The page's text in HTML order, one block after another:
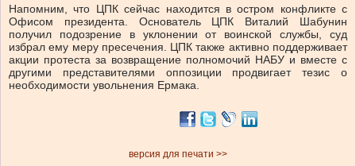
Напомним, что ЦПК сейчас находится в остром конфликте с
Офисом президента. Основатель ЦПК Виталий Шабунин
получил подозрение в уклонении от воинской службы, суд
избрал ему меру пресечения. ЦПК также активно поддерживает
акции протеста за возвращение полномочий НАБУ и вместе с
другими представителями оппозиции продвигает тезис о
необходимости увольнения Ермака.
версия для печати >>